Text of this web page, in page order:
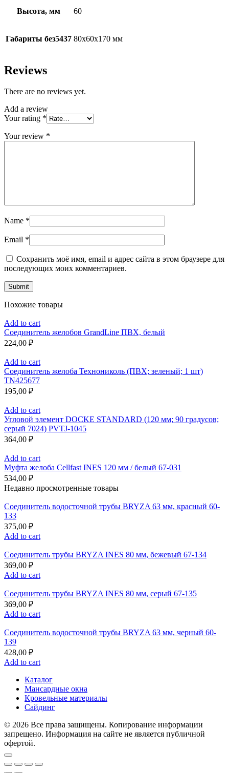
Высота, мм 60
Габариты без5437 80х60х170 мм
Reviews
There are no reviews yet.
Add a review
Your rating *
Your review *
Name *
Email *
Сохранить моё имя, email и адрес сайта в этом браузере для
последующих моих комментариев.
Похожие товары
Add to cart
Соединитель желобов GrandLine ПВХ, белый
224,00 ₽
Add to cart
Соединитель желоба Технониколь (ПВХ; зеленый; 1 шт)
TN425677
195,00 ₽
Add to cart
Угловой элемент DOCKE STANDARD (120 мм; 90 градусов;
серый 7024) PVTJ-1045
364,00 ₽
Add to cart
Муфта желоба Cellfast INES 120 мм / белый 67-031
534,00 ₽
Недавно просмотренные товары
Соединитель водосточной трубы BRYZA 63 мм, краcный 60-
133
375,00 ₽
Add to cart
Соединитель трубы BRYZA INES 80 мм, бежевый 67-134
369,00 ₽
Add to cart
Соединитель трубы BRYZA INES 80 мм, серый 67-135
369,00 ₽
Add to cart
Соединитель водосточной трубы BRYZA 63 мм, черный 60-
139
428,00 ₽
Add to cart
Каталог
Мансардные окна
Кровельные материалы
Сайдинг
© 2026 Все права защищены. Копирование информации
запрещено. Информация на сайте не является публичной
офертой.